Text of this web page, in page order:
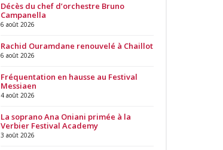
Décès du chef d’orchestre Bruno
Campanella
6 août 2026
Rachid Ouramdane renouvelé à Chaillot
6 août 2026
Fréquentation en hausse au Festival
Messiaen
4 août 2026
La soprano Ana Oniani primée à la
Verbier Festival Academy
3 août 2026